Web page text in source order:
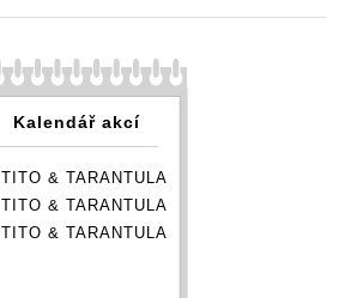
Kalendář akcí
TITO & TARANTULA
TITO & TARANTULA
TITO & TARANTULA